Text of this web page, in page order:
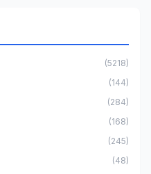
(5218)
(144)
(284)
(168)
(245)
(48)